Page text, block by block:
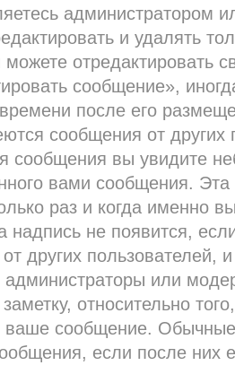
администратором
и удалять
отредактировать
сообщение»,
времени после его
сообщения от других
сообщения вы увидите
вами сообщения. Эта
раз и когда именно
надпись не появится,
других пользователей,
администраторы или
относительно
ваше сообщение. Обычные
если после них